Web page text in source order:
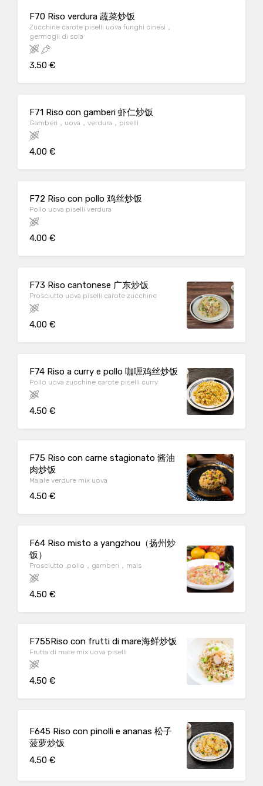
F70 Riso verdura 蔬菜炒饭
Zucchine carote piselli uova funghi cinesi，
germogli di soia
3.50 €
F71 Riso con gamberi 虾仁炒饭
Gamberi，uova，verdura，piselli
4.00 €
F72 Riso con pollo 鸡丝炒饭
Pollo uova piselli verdura
4.00 €
F73 Riso cantonese 广东炒饭
Prosciutto uova piselli carote zucchine
4.00 €
F74 Riso a curry e pollo 咖喱鸡丝炒饭
Pollo uova zucchine carote piselli curry
4.50 €
F75 Riso con carne stagionato 酱油
肉炒饭
Maiale verdure mix uova
4.50 €
F64 Riso misto a yangzhou（扬州炒
饭）
Prosciutto ,pollo，gamberi，mais
4.50 €
F755Riso con frutti di mare海鲜炒饭
Frutta di mare mix uova piselli
4.50 €
F645 Riso con pinolli e ananas 松子
菠萝炒饭
4.50 €